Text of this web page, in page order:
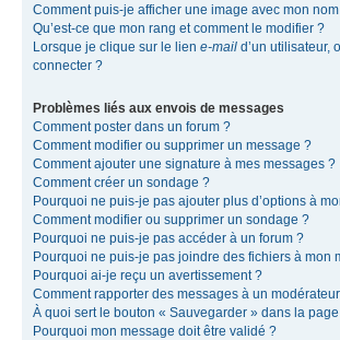
Comment puis-je afficher une image avec mon
Qu’est-ce que mon rang et comment le modifier ?
Lorsque je clique sur le lien e-mail d’un utilisateur,
connecter ?
Problèmes liés aux envois de messages
Comment poster dans un forum ?
Comment modifier ou supprimer un message ?
Comment ajouter une signature à mes messages ?
Comment créer un sondage ?
Pourquoi ne puis-je pas ajouter plus d’options à
Comment modifier ou supprimer un sondage ?
Pourquoi ne puis-je pas accéder à un forum ?
Pourquoi ne puis-je pas joindre des fichiers à mon
Pourquoi ai-je reçu un avertissement ?
Comment rapporter des messages à un
À quoi sert le bouton « Sauvegarder » dans la
Pourquoi mon message doit être validé ?